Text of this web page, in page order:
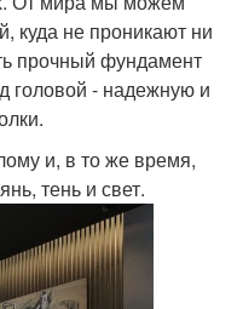
куда не проникают ни
прочный фундамент
головой - надежную и
и, в то же время,
тень и свет.